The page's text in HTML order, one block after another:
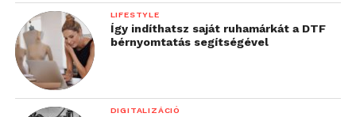
LIFESTYLE
Így indíthatsz saját ruhamárkát a DTF
bérnyomtatás segítségével
DIGITALIZÁCIÓ